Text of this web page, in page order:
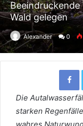
Beeindruckende
Wald gelegen
Alexander 0
Facebook
Die
starken